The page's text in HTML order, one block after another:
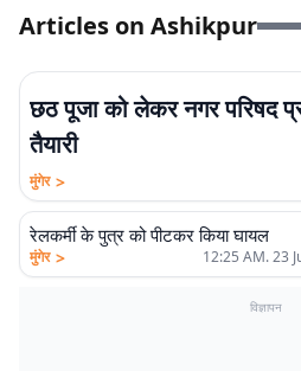
Articles on Ashikpur
छठ पूजा को लेकर नगर परिषद
तैयारी
मुंगेर >
रेलकर्मी के पुत्र को पीटकर किया घायल
मुंगेर > 12:25 AM. 23
विज्ञापन